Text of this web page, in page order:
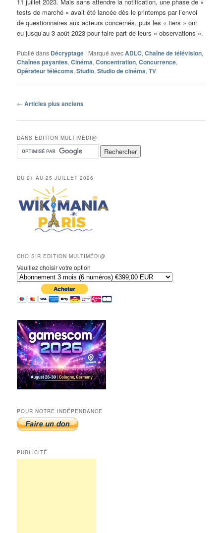
tests de marché » avait été lancée dès le printemps par l’envoi
de questionnaires aux acteurs concernés, puis les « tiers » ont
eu jusqu’au 3 août 2023 pour faire part de leurs « observations ».
Publié dans Décryptage | Marqué avecADLC,Chaîne de télévision,
Chaînes payantes,Cinéma,Concentration,Concurrence,
Opérateur télécoms,Studio,Studio de cinéma,TV
Navigation
articles
← Articles plus anciens
DANS EDITION MULTIMÉDI@
DU 21 AU 25 JUILLET 2026
CHOISIR EDITION MULTIMÉDI@
Veuillez choisir votre option
POUR NOTRE INDÉPENDANCE
PUBLICITÉ